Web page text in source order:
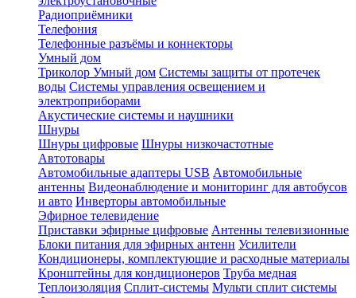
Радиоприёмники
Телефония
Телефонные разъёмы и коннекторы
Умный дом
Триколор Умный дом Системы защиты от протечек
воды Системы управления освещением и
электроприборами
Акустические системы и наушники
Шнуры
Шнуры цифровые Шнуры низкочастотные
Автотовары
Автомобильные адаптеры USB Автомобильные
антенны Видеонаблюдение и мониторинг для автобусов
и авто Инверторы автомобильные
Эфирное телевидение
Приставки эфирные цифровые Антенны телевизионные
Блоки питания для эфирных антенн Усилители
Кондиционеры, комплектующие и расходные материалы
Кронштейны для кондиционеров Труба медная
Теплоизоляция Сплит-системы Мульти сплит системы